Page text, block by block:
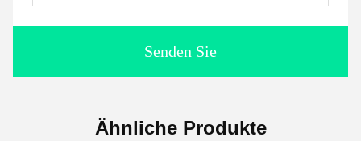
Senden Sie
Ähnliche Produkte